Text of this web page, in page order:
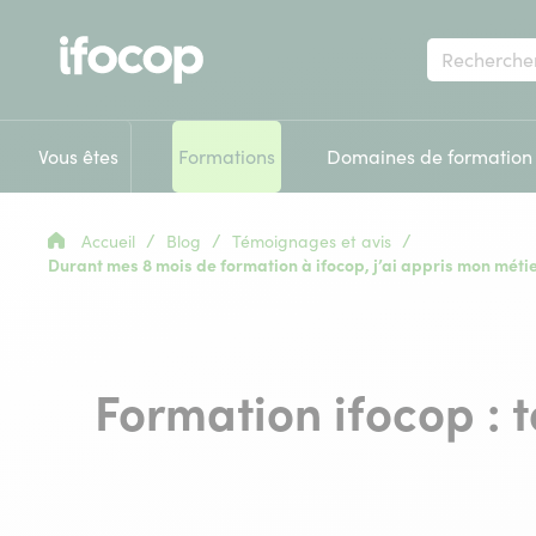
Votre
recherche
Vous êtes Formations Domaines de formation
Accueil / Blog / Témoignages et avis /
Durant mes 8 mois de formation à ifocop, j’ai appris mon
Formation ifocop :